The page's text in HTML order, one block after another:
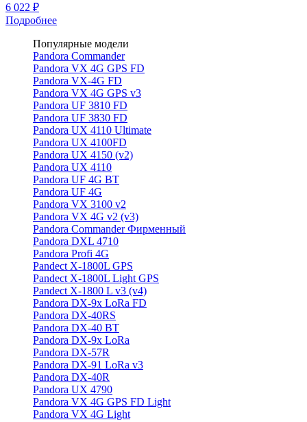
6 022 ₽
Подробнее
Популярные модели
Pandora Commander
Pandora VX 4G GPS FD
Pandora VX-4G FD
Pandora VX 4G GPS v3
Pandora UF 3810 FD
Pandora UF 3830 FD
Pandora UX 4110 Ultimate
Pandora UX 4100FD
Pandora UX 4150 (v2)
Pandora UX 4110
Pandora UF 4G BT
Pandora UF 4G
Pandora VX 3100 v2
Pandora VX 4G v2 (v3)
Pandora Commander Фирменный
Pandora DXL 4710
Pandora Profi 4G
Pandect X-1800L GPS
Pandect X-1800L Light GPS
Pandect X-1800 L v3 (v4)
Pandora DX-9x LoRa FD
Pandora DX-40RS
Pandora DX-40 BT
Pandora DX-9x LoRa
Pandora DX-57R
Pandora DX-91 LoRa v3
Pandora DX-40R
Pandora UX 4790
Pandora VX 4G GPS FD Light
Pandora VX 4G Light